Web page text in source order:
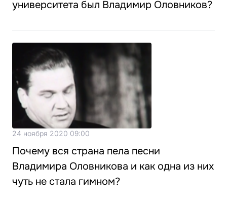
университета был Владимир Оловников?
24 ноября 2020 09:00
Почему вся страна пела песни
Владимира Оловникова и как одна из них
чуть не стала гимном?